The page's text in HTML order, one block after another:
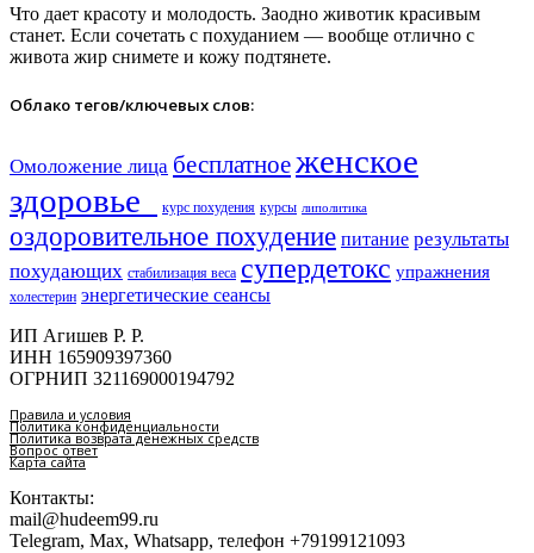
Что дает красоту и молодость. Заодно животик красивым
станет. Если сочетать с похуданием — вообще отлично с
живота жир снимете и кожу подтянете.
Облако тегов/ключевых слов:
Омоложение лица бесплатноеженское
здоровье​
курс похудения курсы липолитика
оздоровительное похудение питание результаты
похудающих стабилизация веса супердетокс упражнения
холестерин энергетические сеансы
ИП Агишев Р. Р.
ИНН 165909397360
ОГРНИП 321169000194792
Правила и условия
Политика конфиденциальности
Политика возврата денежных средств
Вопрос ответ
Карта сайта
Контакты:
mail@hudeem99.ru
Telegram, Max, Whatsapp, телефон +79199121093